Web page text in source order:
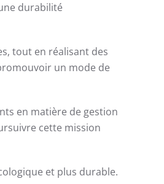
durabilité
tout en réalisant des
un mode de
en matière de gestion
cette mission
et plus durable.